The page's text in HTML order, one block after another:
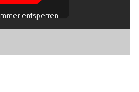
entsperren